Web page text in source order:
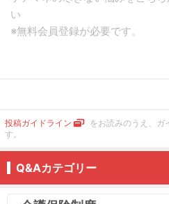
投稿ガイドライン
をお読みのうえ、ガ
す。
Q&Aカテゴリー